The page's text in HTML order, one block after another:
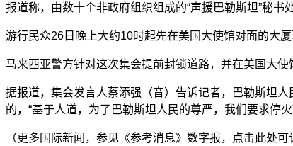
报道称，由数十个非政府组织组成的“声援巴勒斯坦”秘
游行民众26日晚上大约10时起先在美国大使馆对面的大
马来西亚警方针对这次集会提前封锁道路，并在美国大
据报道，集会发言人蔡添强（音）告诉记者，巴勒斯坦
的，“基于人道，为了巴勒斯坦人民的尊严，我们要求停火”
（更多国际新闻，参见《参考消息》数字报，点击此处可